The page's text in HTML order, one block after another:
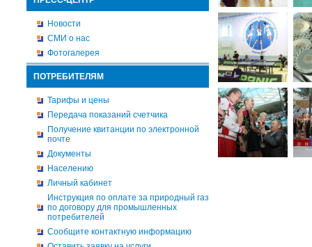
Новости
СМИ о нас
Фотогалерея
ПОТРЕБИТЕЛЯМ
Тарифы и цены
Передача показаний счетчика
Получение квитанции по электронной
почте
Документы
Населению
Личный кабинет
Инструкция по оплате за природный газ
по договору для промышленных
потребителей
Сообщите контактную информацию